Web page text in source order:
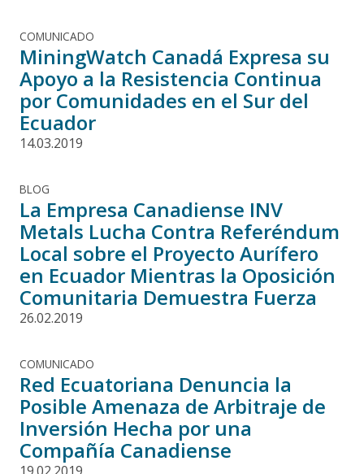
COMUNICADO
MiningWatch Canadá Expresa su
Apoyo a la Resistencia Continua
por Comunidades en el Sur del
Ecuador
14.03.2019
BLOG
La Empresa Canadiense INV
Metals Lucha Contra Referéndum
Local sobre el Proyecto Aurífero
en Ecuador Mientras la Oposición
Comunitaria Demuestra Fuerza
26.02.2019
COMUNICADO
Red Ecuatoriana Denuncia la
Posible Amenaza de Arbitraje de
Inversión Hecha por una
Compañía Canadiense
19.02.2019